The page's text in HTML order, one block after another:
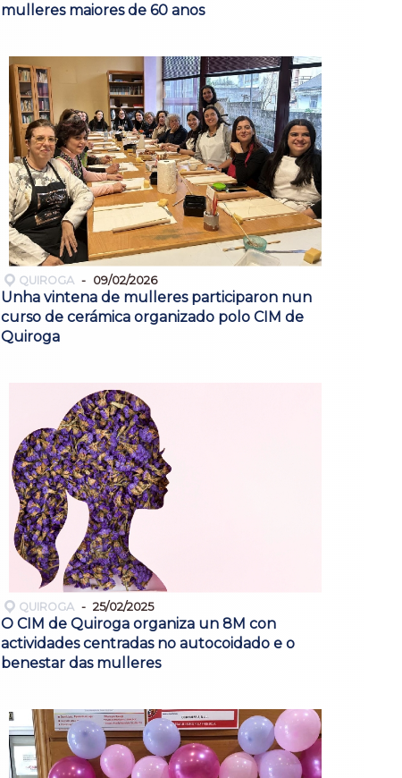
mulleres maiores de 60 anos
QUIROGA 09/02/2026
Unha vintena de mulleres participaron nun
curso de cerámica organizado polo CIM de
Quiroga
QUIROGA 25/02/2025
O CIM de Quiroga organiza un 8M con
actividades centradas no autocoidado e o
benestar das mulleres